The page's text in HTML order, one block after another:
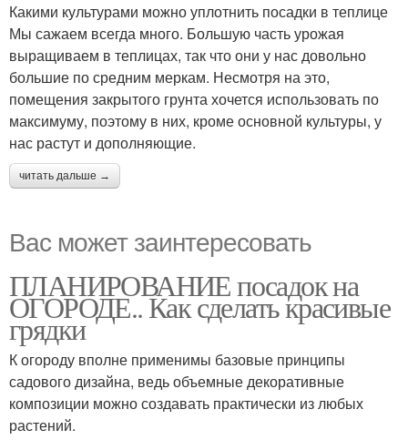
Какими культурами можно уплотнить посадки в теплице
Мы сажаем всегда много. Большую часть урожая
выращиваем в теплицах, так что они у нас довольно
большие по средним меркам. Несмотря на это,
помещения закрытого грунта хочется использовать по
максимуму, поэтому в них, кроме основной культуры, у
нас растут и дополняющие.
читать дальше →
Вас может заинтересовать
ПЛАНИРОВАНИЕ посадок на
ОГОРОДЕ.. Как сделать красивые
грядки
К огороду вполне применимы базовые принципы
садового дизайна, ведь объемные декоративные
композиции можно создавать практически из любых
растений.